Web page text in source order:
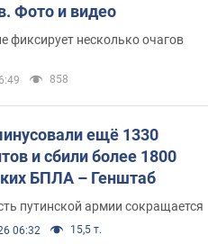
Фото и видео
фиксирует несколько очагов
858
ещё 1330
и сбили более 1800
БПЛА – Генштаб
путинской армии сокращается
06:32 15,5 т.